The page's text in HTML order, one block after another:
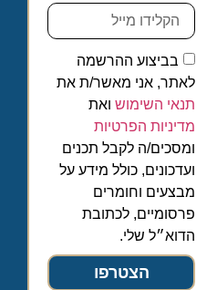
בביצוע ההרשמה
לאתר, אני מאשר/ת את
תנאי השימוש ואת
מדיניות הפרטיות
ומסכים/ה לקבל תכנים
ועדכונים, כולל מידע על
מבצעים וחומרים
פרסומיים, לכתובת
הדוא״ל שלי.
הצטרפו